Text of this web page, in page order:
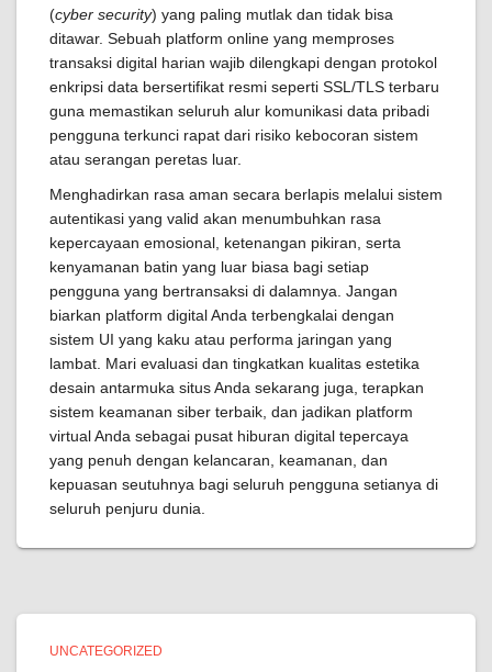
(cyber security) yang paling mutlak dan tidak bisa
ditawar. Sebuah platform online yang memproses
transaksi digital harian wajib dilengkapi dengan protokol
enkripsi data bersertifikat resmi seperti SSL/TLS terbaru
guna memastikan seluruh alur komunikasi data pribadi
pengguna terkunci rapat dari risiko kebocoran sistem
atau serangan peretas luar.
Menghadirkan rasa aman secara berlapis melalui sistem
autentikasi yang valid akan menumbuhkan rasa
kepercayaan emosional, ketenangan pikiran, serta
kenyamanan batin yang luar biasa bagi setiap
pengguna yang bertransaksi di dalamnya. Jangan
biarkan platform digital Anda terbengkalai dengan
sistem UI yang kaku atau performa jaringan yang
lambat. Mari evaluasi dan tingkatkan kualitas estetika
desain antarmuka situs Anda sekarang juga, terapkan
sistem keamanan siber terbaik, dan jadikan platform
virtual Anda sebagai pusat hiburan digital tepercaya
yang penuh dengan kelancaran, keamanan, dan
kepuasan seutuhnya bagi seluruh pengguna setianya di
seluruh penjuru dunia.
UNCATEGORIZED